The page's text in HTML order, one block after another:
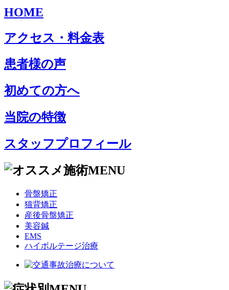
HOME
アクセス・料金表
患者様の声
初めての方へ
当院の特徴
スタッフプロフィール
骨盤矯正
猫背矯正
産後骨盤矯正
美容鍼
EMS
ハイボルテージ治療